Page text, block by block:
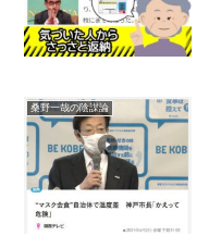
桑野一哉の陰謀論